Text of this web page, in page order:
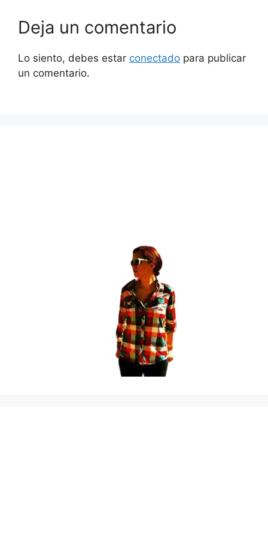
Deja un comentario
Lo siento, debes estar conectado para publicar
un comentario.